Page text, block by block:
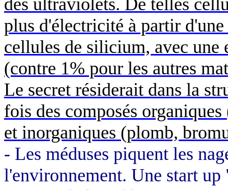
plus d'électricité à partir
cellules de silicium, avec
(contre 1% pour les autres
Le secret résiderait dans la
fois des composés
et inorganiques (plomb,
- Les méduses piquent les
l'environnement. Une start up